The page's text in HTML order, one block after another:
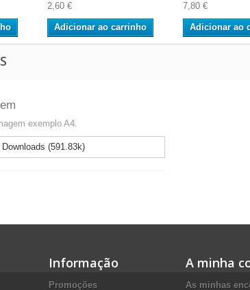
2,60 €
Adicionar ao carrinho
7,80 €
Adicionar ao
exemplo A4.
(591.83k)
Informação
Promoções
A minha
As minhas